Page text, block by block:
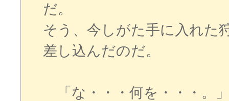
だ。
そう、今しがた手に入れた
差し込んだのだ。
「な・・・何を・・・。